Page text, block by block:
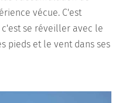
vécue. C'est
se réveiller avec le
pieds et le vent dans ses